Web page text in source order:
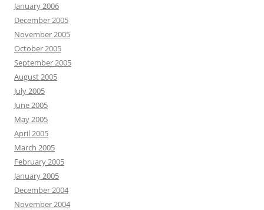
January 2006
December 2005
November 2005
October 2005
September 2005
August 2005
July 2005
June 2005
May 2005
April 2005
March 2005
February 2005
January 2005
December 2004
November 2004